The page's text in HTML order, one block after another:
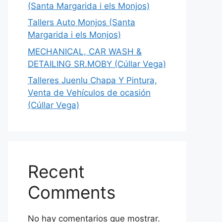
(Santa Margarida i els Monjos)
Tallers Auto Monjos (Santa
Margarida i els Monjos)
MECHANICAL, CAR WASH &
DETAILING SR.MOBY (Cúllar Vega)
Talleres Juenlu Chapa Y Pintura,
Venta de Vehículos de ocasión
(Cúllar Vega)
Recent
Comments
No hay comentarios que mostrar.